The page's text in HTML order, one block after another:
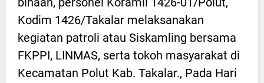
Kodim 1426/Takalar melaksanakan
kegiatan patroli atau Siskamling bersama
FKPPI, LINMAS, serta tokoh masyarakat di
Kecamatan Polut Kab. Takalar., Pada Hari